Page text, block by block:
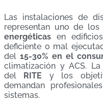
Las instalaciones de
representan uno de
energéticas en
deficiente o mal
del 15-30% en el
climatización y ACS.
del RITE y los
demandan
sistemas.